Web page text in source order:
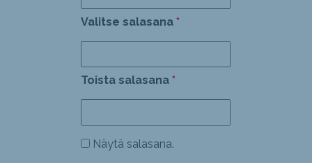
Valitse salasana
Toista salasana
Näytä salasana.